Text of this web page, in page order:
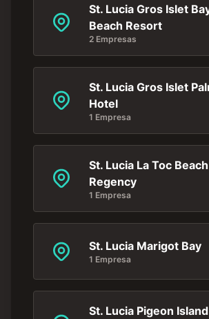
St. Lucia Gros Islet
Beach Resort
2 Empresas
St. Lucia Gros Islet
Hotel
1 Empresa
St. Lucia La Toc
Regency
1 Empresa
St. Lucia Marigot Bay
1 Empresa
St. Lucia Pigeon